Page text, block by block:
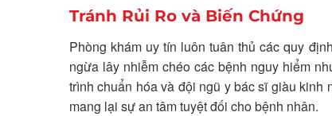
Tránh Rủi Ro và Biến Chứng
Phòng khám uy tín luôn tuân thủ các quy
ngừa lây nhiễm chéo các bệnh nguy hiểm
trình chuẩn hóa và đội ngũ y bác sĩ giàu kinh
mang lại sự an tâm tuyệt đối cho bệnh nhân.